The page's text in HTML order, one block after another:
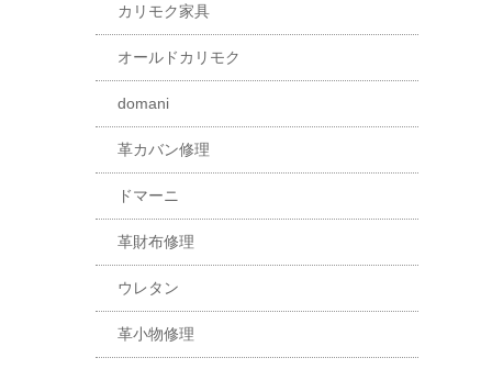
カリモク家具
オールドカリモク
domani
革カバン修理
ドマーニ
革財布修理
ウレタン
革小物修理